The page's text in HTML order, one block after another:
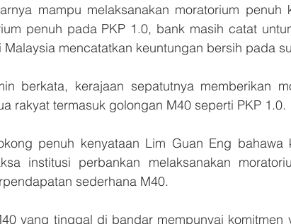
mampu melaksanakan moratorium
penuh pada PKP 1.0, bank masih catat
mencatatkan keuntungan bersih pada
berkata, kerajaan sepatutnya memberikan
rakyat termasuk golongan M40 seperti PKP 1.0.
penuh kenyataan Lim Guan Eng bahawa
institusi perbankan melaksanakan
sederhana M40.
yang tinggal di bandar mempunyai komitmen